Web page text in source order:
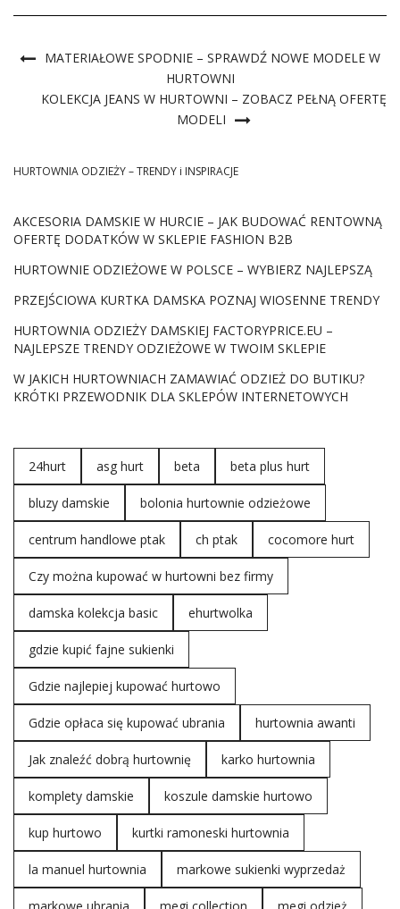
MATERIAŁOWE SPODNIE – SPRAWDŹ NOWE MODELE W
HURTOWNI
KOLEKCJA JEANS W HURTOWNI – ZOBACZ PEŁNĄ OFERTĘ
MODELI
HURTOWNIA ODZIEŻY – TRENDY i INSPIRACJE
AKCESORIA DAMSKIE W HURCIE – JAK BUDOWAĆ RENTOWNĄ
OFERTĘ DODATKÓW W SKLEPIE FASHION B2B
HURTOWNIE ODZIEŻOWE W POLSCE – WYBIERZ NAJLEPSZĄ
PRZEJŚCIOWA KURTKA DAMSKA POZNAJ WIOSENNE TRENDY
HURTOWNIA ODZIEŻY DAMSKIEJ FACTORYPRICE.EU –
NAJLEPSZE TRENDY ODZIEŻOWE W TWOIM SKLEPIE
W JAKICH HURTOWNIACH ZAMAWIAĆ ODZIEŻ DO BUTIKU?
KRÓTKI PRZEWODNIK DLA SKLEPÓW INTERNETOWYCH
24hurt asg hurt beta beta plus hurt
bluzy damskie bolonia hurtownie odzieżowe
centrum handlowe ptak ch ptak cocomore hurt
Czy można kupować w hurtowni bez firmy
damska kolekcja basic ehurtwolka
gdzie kupić fajne sukienki
Gdzie najlepiej kupować hurtowo
Gdzie opłaca się kupować ubrania hurtownia awanti
Jak znaleźć dobrą hurtownię karko hurtownia
komplety damskie koszule damskie hurtowo
kup hurtowo kurtki ramoneski hurtownia
la manuel hurtownia markowe sukienki wyprzedaż